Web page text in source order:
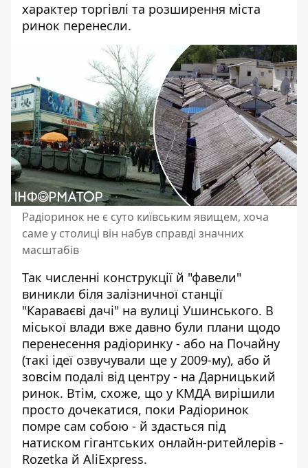
характер торгівлі та розширення міста
ринок перенесли.
Радіоринок не є суто київським явищем, хоча
саме у столиці він набув справді значних
масштабів
Так численні конструкції й "фавели"
виникли біля залізничної станції
"Караваєві дачі" на вулиці Ушинського. В
міської влади вже давно були плани щодо
перенесення радіоринку - або на Почайну
(такі ідеї озвучували ще у 2009-му), або й
зовсім подалі від центру - на Дарницький
ринок. Втім, схоже, що у КМДА вирішили
просто дочекатися, поки Радіоринок
помре сам собою - й здасться під
натиском гігантських онлайн-ритейлерів -
Rozetka й AliExpress.